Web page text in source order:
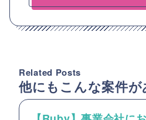
Related Posts
他にもこんな案件